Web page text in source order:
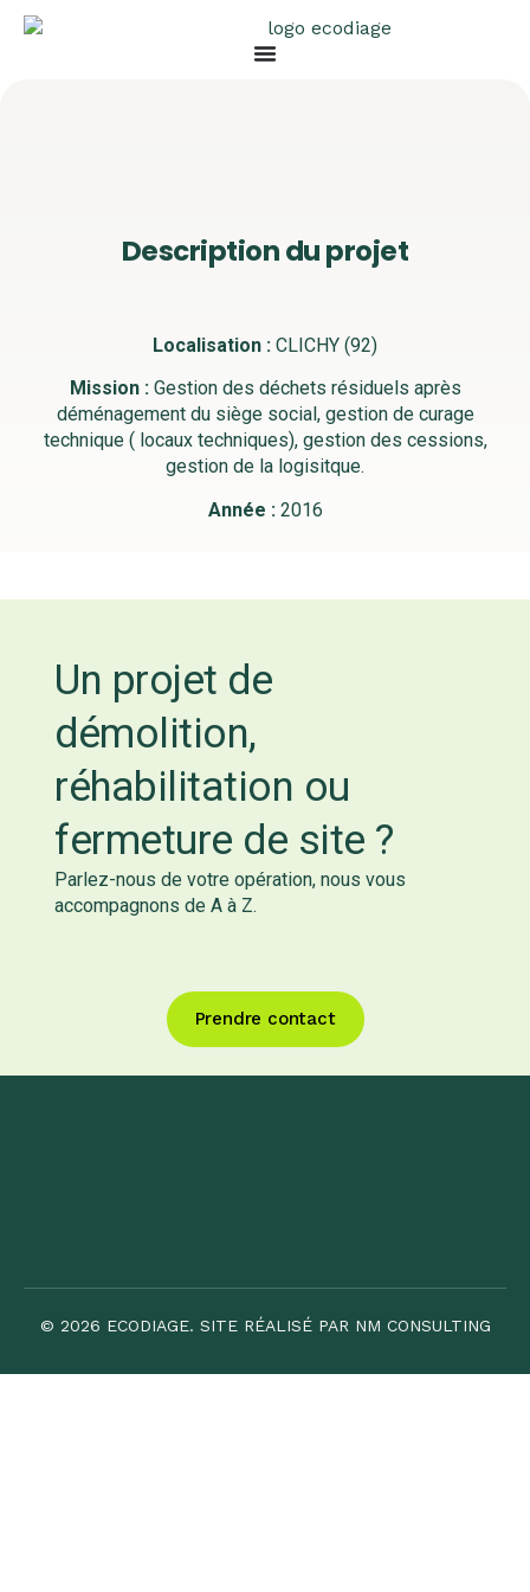
Description du projet
Localisation : CLICHY (92)
Mission : Gestion des déchets résiduels après
déménagement du siège social, gestion de curage
technique ( locaux techniques), gestion des cessions,
gestion de la logisitque.
Année :2016
Un projet de
démolition,
réhabilitation ou
fermeture de site ?
Parlez-nous de votre opération, nous vous
accompagnons de A à Z.
Prendre contact
© 2026 ECODIAGE. SITE RÉALISÉ PAR NM CONSULTING